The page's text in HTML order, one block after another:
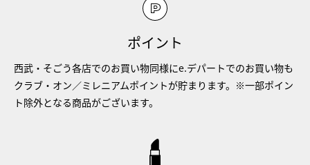
ポイント
西武・そごう各店でのお買い物同様にe.デパートでのお買い物も
クラブ・オン／ミレニアムポイントが貯まります。※一部ポイン
ト除外となる商品がございます。